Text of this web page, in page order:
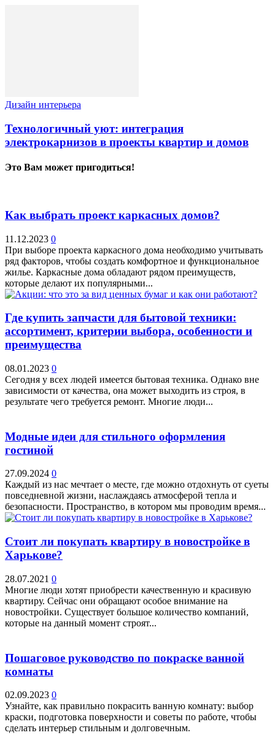
Дизайн интерьера
Технологичный уют: интеграция
электрокарнизов в проекты квартир и домов
Это Вам может пригодиться!
Как выбрать проект каркасных домов?
11.12.2023 0
При выборе проекта каркасного дома необходимо учитывать
ряд факторов, чтобы создать комфортное и функциональное
жилье. Каркасные дома обладают рядом преимуществ,
которые делают их популярными...
Где купить запчасти для бытовой техники:
ассортимент, критерии выбора, особенности и
преимущества
08.01.2023 0
Сегодня у всех людей имеется бытовая техника. Однако вне
зависимости от качества, она может выходить из строя, в
результате чего требуется ремонт. Многие люди...
Модные идеи для стильного оформления
гостиной
27.09.2024 0
Каждый из нас мечтает о месте, где можно отдохнуть от суеты
повседневной жизни, наслаждаясь атмосферой тепла и
безопасности. Пространство, в котором мы проводим время...
Стоит ли покупать квартиру в новостройке в
Харькове?
28.07.2021 0
Многие люди хотят приобрести качественную и красивую
квартиру. Сейчас они обращают особое внимание на
новостройки. Существует большое количество компаний,
которые на данный момент строят...
Пошаговое руководство по покраске ванной
комнаты
02.09.2023 0
Узнайте, как правильно покрасить ванную комнату: выбор
краски, подготовка поверхности и советы по работе, чтобы
сделать интерьер стильным и долговечным.